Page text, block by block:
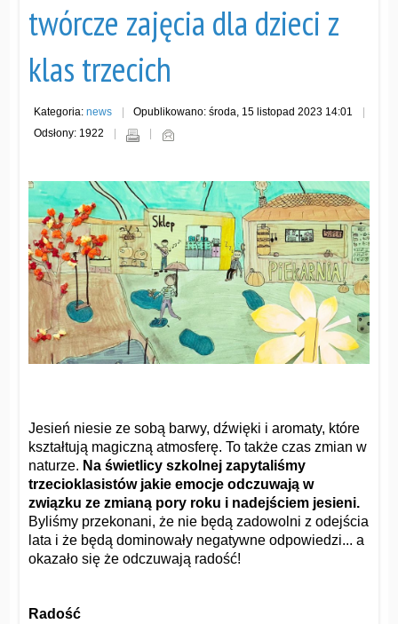
twórcze zajęcia dla dzieci z
klas trzecich
Kategoria:news
Opublikowano: środa, 15 listopad 2023 14:01
Odsłony: 1922
Jesień niesie ze sobą barwy, dźwięki i aromaty, które
kształtują magiczną atmosferę. To także czas zmian w
naturze. Na świetlicy szkolnej zapytaliśmy
trzecioklasistów jakie emocje odczuwają w
związku ze zmianą pory roku i nadejściem jesieni.
Byliśmy przekonani, że nie będą zadowolni z odejścia
lata i że będą dominowały negatywne odpowiedzi... a
okazało się że odczuwają radość!
Radość